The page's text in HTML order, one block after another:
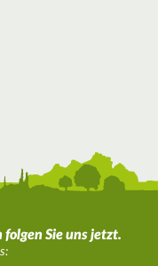
Sie uns jetzt.